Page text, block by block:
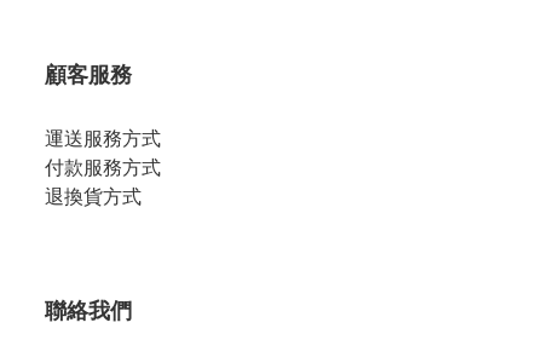
顧客服務
運送服務方式
付款服務方式
退換貨方式
聯絡我們